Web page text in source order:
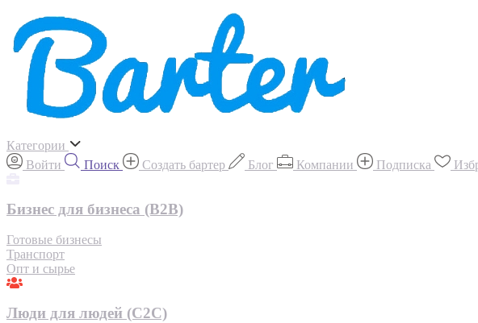
Категории
Войти
Поиск Создать бартер Блог Компании Подписка
Бизнес для бизнеса (B2B)
Готовые бизнесы
Транспорт
Опт и сырье
Люди для людей (С2С)